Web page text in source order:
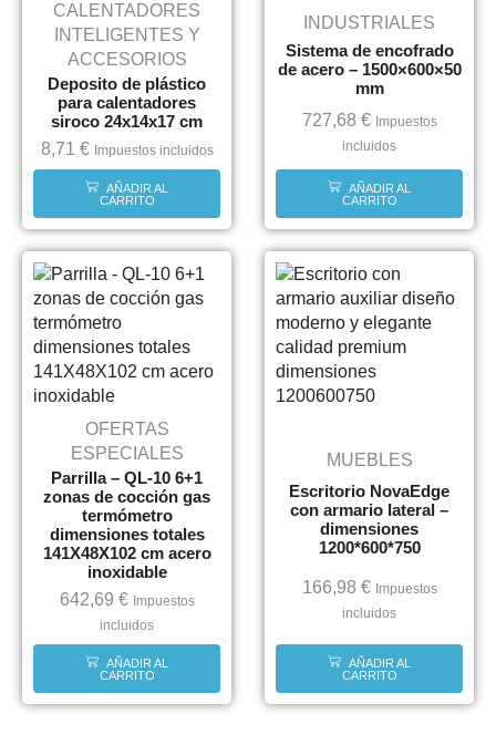
CALENTADORES
INTELIGENTES Y
ACCESORIOS
Deposito de plástico
para calentadores
siroco 24x14x17 cm
8,71 € Impuestos incluidos
AÑADIR AL
CARRITO
INDUSTRIALES
Sistema de encofrado
de acero – 1500×600×50
mm
727,68 €
Impuestos
incluidos
AÑADIR AL
CARRITO
OFERTAS
ESPECIALES
Parrilla – QL-10 6+1
zonas de cocción gas
termómetro
dimensiones totales
141X48X102 cm acero
inoxidable
642,69 €
Impuestos
incluidos
AÑADIR AL
CARRITO
MUEBLES
Escritorio NovaEdge
con armario lateral –
dimensiones
1200*600*750
166,98 € Impuestos
incluidos
AÑADIR AL
CARRITO